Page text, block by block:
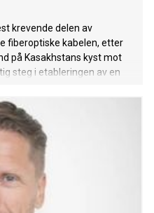
krevende delen av
fiberoptiske kabelen, etter
på Kasakhstans kyst mot
steg i etableringen av en